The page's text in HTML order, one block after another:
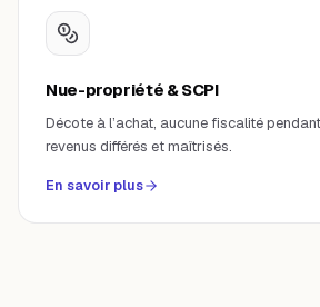
Nue-propriété & SCPI
Décote à l’achat, aucune fiscalité
revenus différés et maîtrisés.
En savoir plus